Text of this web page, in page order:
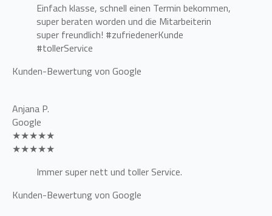
Einfach klasse, schnell einen Termin bekommen,
super beraten worden und die Mitarbeiterin
super freundlich! #zufriedenerKunde
#tollerService
Kunden-Bewertung von Google
Anjana P.
Google
★★★★★
★★★★★
Immer super nett und toller Service.
Kunden-Bewertung von Google